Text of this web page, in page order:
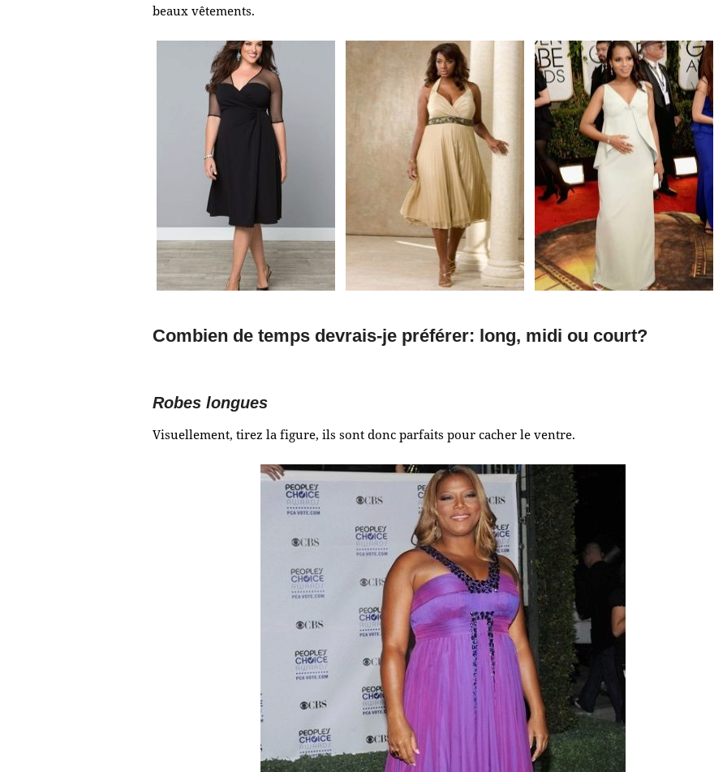
beaux vêtements.
Combien de temps devrais-je préférer: long, midi ou court?
Robes longues
Visuellement, tirez la figure, ils sont donc parfaits pour cacher le ventre.